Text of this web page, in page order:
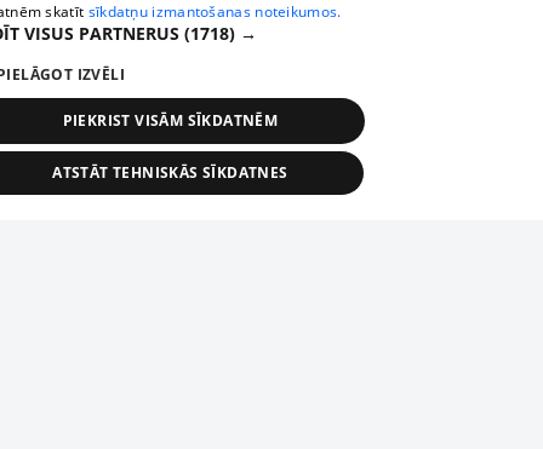
skatīt sīkdatņu izmantošanas noteikumos.
VISUS PARTNERUS (1718) →
IZVĒLI
PIEKRIST VISĀM SĪKDATNĒM
ATSTĀT TEHNISKĀS SĪKDATNES